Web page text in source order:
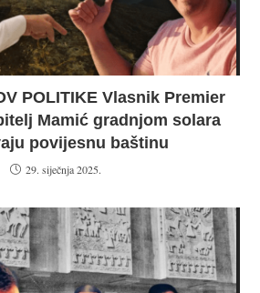
POLITIKE Vlasnik Premier
Mamić gradnjom solara
povijesnu baštinu
29. siječnja 2025.